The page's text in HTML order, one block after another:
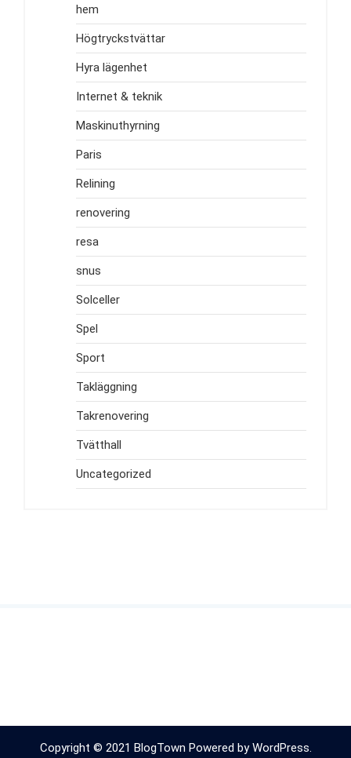
hem
Högtryckstvättar
Hyra lägenhet
Internet & teknik
Maskinuthyrning
Paris
Relining
renovering
resa
snus
Solceller
Spel
Sport
Takläggning
Takrenovering
Tvätthall
Uncategorized
Copyright © 2021 BlogTown Powered by WordPress.